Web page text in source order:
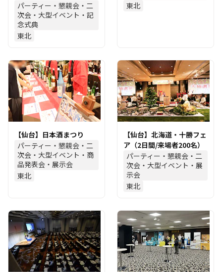
パーティー・懇親会・二
次会・大型イベント・記
念式典
東北
東北
【仙台】日本酒まつり
パーティー・懇親会・二
次会・大型イベント・商
品発表会・展示会
東北
【仙台】北海道・十勝フェ
ア（2日間/来場者200名）
パーティー・懇親会・二
次会・大型イベント・展
示会
東北